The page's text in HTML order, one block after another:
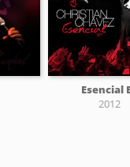
Esencial
2012